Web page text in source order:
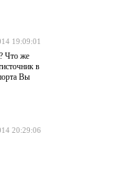
19:09:01
Что же
в
Вы
20:29:06